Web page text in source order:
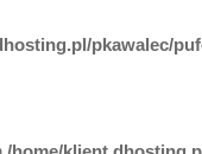
pkawalec/